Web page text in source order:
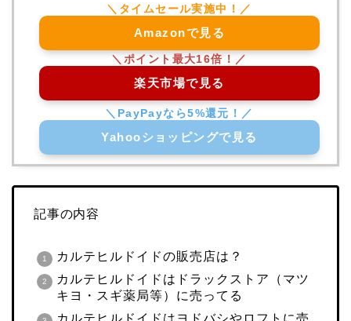
Amazonで見る
楽天市場で見る
Yahooショッピングで見る
記事の内容
カルテヒルドイドの販売店は？
カルテヒルドイドはドラックストア（マツ
キヨ・スギ薬局等）に売ってる
カルテヒルドイド はヨドバシやロフトに売